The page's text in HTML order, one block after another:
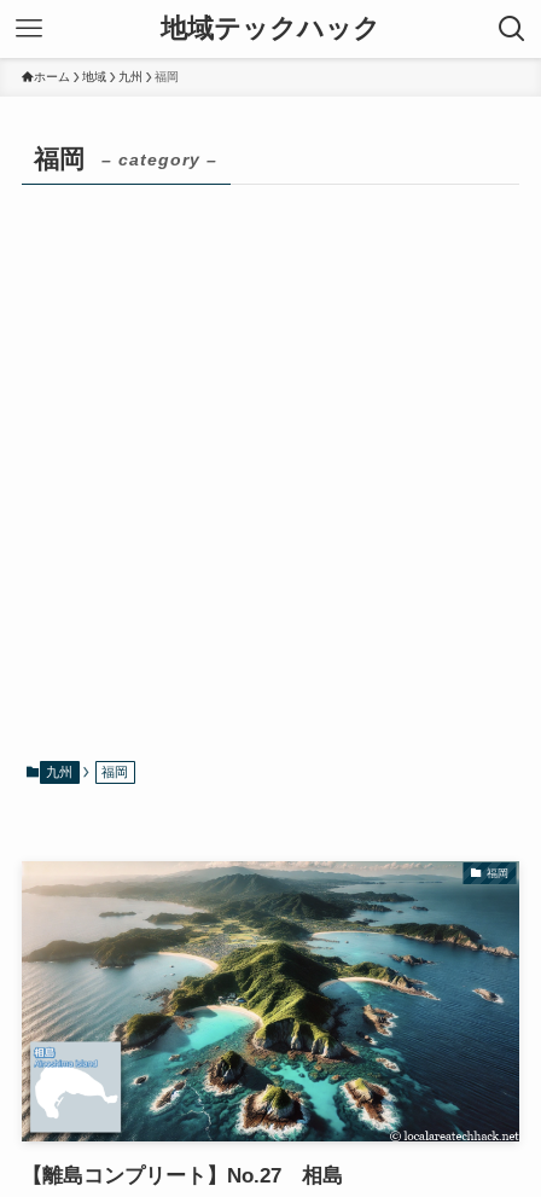
地域テックハック
ホーム 地域 九州 福岡
福岡 – category –
九州 福岡
福岡
【離島コンプリート】No.27 相島